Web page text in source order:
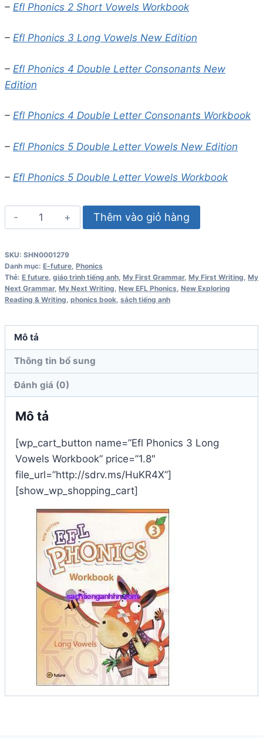
– Efl Phonics 2 Short Vowels Workbook
– Efl Phonics 3 Long Vowels New Edition
– Efl Phonics 4 Double Letter Consonants New
Edition
– Efl Phonics 4 Double Letter Consonants Workbook
– Efl Phonics 5 Double Letter Vowels New Edition
– Efl Phonics 5 Double Letter Vowels Workbook
Efl
Phonics
Long
Vowels
Workbook
lượng
Thêm vào giỏ hàng
SKU: SHN0001279
Danh mục: E-future, Phonics
Thẻ: E future, giáo trình tiếng anh, My First Grammar, My First Writing, My
Next Grammar, My Next Writing, New EFL Phonics, New Exploring
Reading & Writing, phonics book, sách tiếng anh
Mô tả
Thông tin bổ sung
Đánh giá (0)
Mô tả
[wp_cart_button name=”Efl Phonics 3 Long
Vowels Workbook” price=”1.8″
file_url=”http://sdrv.ms/HuKR4X”]
[show_wp_shopping_cart]